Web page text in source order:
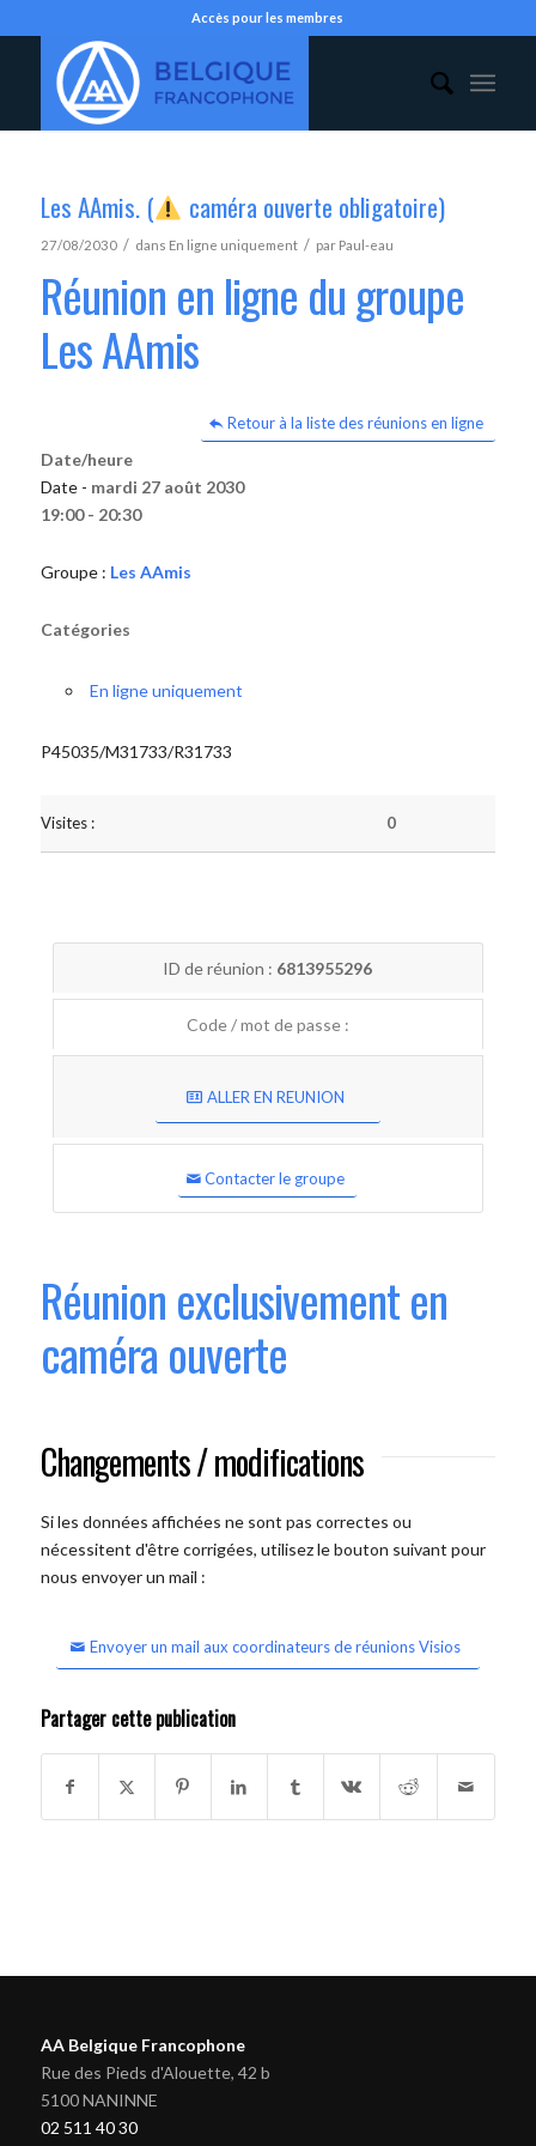
Accès pour les membres
Les AAmis. ( caméra ouverte obligatoire)
27/08/2030 / dans En ligne uniquement / par Paul-eau
Réunion en ligne du groupe
Les AAmis
Retour à la liste des réunions en ligne
Date/heure
Date - mardi 27 août 2030
19:00 - 20:30
Groupe : Les AAmis
Catégories
En ligne uniquement
P45035/M31733/R31733
Visites : 0
ID de réunion : 6813955296
Code / mot de passe :
ALLER EN REUNION
Contacter le groupe
Réunion exclusivement en
caméra ouverte
Changements / modifications
Si les données affichées ne sont pas correctes ou
nécessitent d'être corrigées, utilisez le bouton suivant pour
nous envoyer un mail :
Envoyer un mail aux coordinateurs de réunions Visios
Partager cette publication
AA Belgique Francophone
Rue des Pieds d'Alouette, 42 b
5100 NANINNE
02 511 40 30